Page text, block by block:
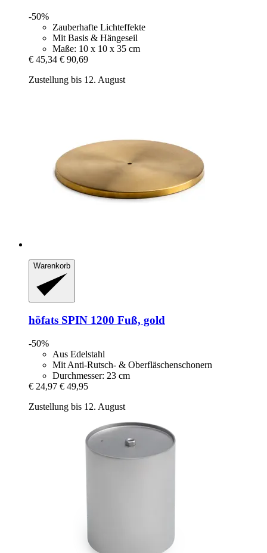
-50%
Zauberhafte Lichteffekte
Mit Basis & Hängeseil
Maße: 10 x 10 x 35 cm
€ 45,34 € 90,69
Zustellung bis 12. August
Warenkorb
höfats SPIN 1200 Fuß, gold
-50%
Aus Edelstahl
Mit Anti-Rutsch- & Oberfläschenschonern
Durchmesser: 23 cm
€ 24,97 € 49,95
Zustellung bis 12. August